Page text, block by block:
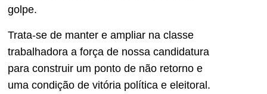
golpe.
Trata-se de manter e ampliar na classe
trabalhadora a força de nossa candidatura
para construir um ponto de não retorno e
uma condição de vitória política e eleitoral.